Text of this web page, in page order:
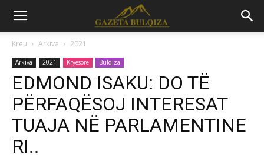
Kreu Arkiva 2021
Arkiva 2021 Kryesore Bulqiza
EDMOND ISAKU: DO TË
PËRFAQËSOJ INTERESAT
TUAJA NË PARLAMENTINE
RI..